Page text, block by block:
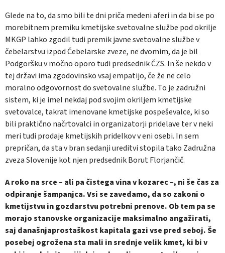
Glede na to, da smo bili te dni priča medeni aferi in da bi se po
morebitnem premiku kmetijske svetovalne službe pod okrilje
MKGP lahko zgodil tudi premik javne svetovalne službe v
čebelarstvu izpod Čebelarske zveze, ne dvomim, da je bil
Podgoršku v močno oporo tudi predsednik ČZS. In še nekdo v
tej državi ima zgodovinsko vsaj empatijo, če že ne celo
moralno odgovornost do svetovalne službe. To je zadružni
sistem, ki je imel nekdaj pod svojim okriljem kmetijske
svetovalce, takrat imenovane kmetijske pospeševalce, ki so
bili praktično načrtovalci in organizatorji pridelave ter v neki
meri tudi prodaje kmetijskih pridelkov v eni osebi. In sem
prepričan, da sta v bran sedanji ureditvi stopila tako Zadružna
zveza Slovenije kot njen predsednik Borut Florjančič.
A roko na srce – ali pa čistega vina v kozarec –, ni še čas za
odpiranje šampanjca. Vsi se zavedamo, da so zakoni o
kmetijstvu in gozdarstvu potrebni prenove. Ob tem pa se
morajo stanovske organizacije maksimalno angažirati,
saj današnjaprostaškost kapitala gazi vse pred seboj. Še
posebej ogrožena sta mali in srednje velik kmet, ki bi v